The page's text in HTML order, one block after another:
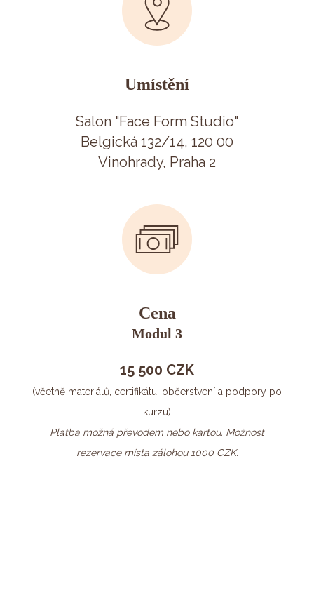
Umístění
Salon "Face Form Studio"
Belgická 132/14, 120 00
Vinohrady, Praha 2
Cena
Modul 3
15 500 CZK
(včetně materiálů, certifikátu, občerstvení a podpory po
kurzu)
Platba možná převodem nebo kartou. Možnost
rezervace místa zálohou 1000 CZK.